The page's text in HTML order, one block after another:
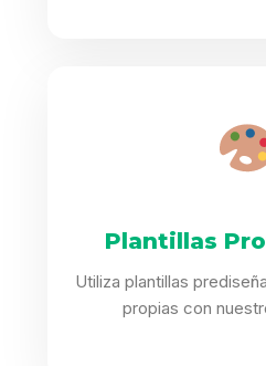
Plantillas
Utiliza plantillas
propias con